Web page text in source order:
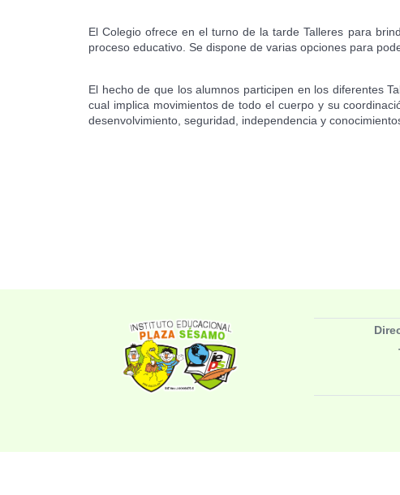
El Colegio ofrece en el turno de la tarde Talleres para
proceso educativo. Se dispone de varias opciones para
El hecho de que los alumnos participen en los diferentes
cual implica movimientos de todo el cuerpo y su
desenvolvimiento, seguridad, independencia y